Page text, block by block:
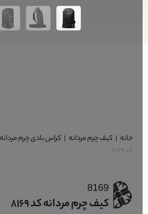
خانه | کیف چرم مردانه| کراس بادی چرم مردانه|
کد 8169
8169
کیف چرم مردانه کد 8169